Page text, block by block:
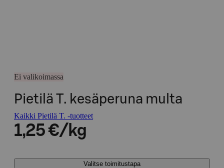
Ei valikoimassa
Pietilä T. kesäperuna multa
Kaikki Pietilä T. -tuotteet
1,25 €/kg
Valitse toimitustapa